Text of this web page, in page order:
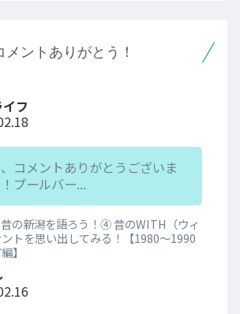
メントありがとう！
フ
コメントありがとうございま
プールバー...
の新潟を語ろう！④ 昔のWITH（ウィ
トを思い出してみる！【1980～1990
】